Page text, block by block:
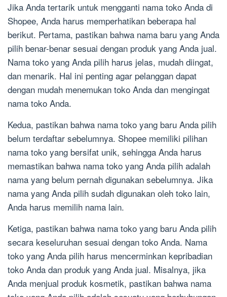
Jika Anda tertarik untuk mengganti nama toko Anda di
Shopee, Anda harus memperhatikan beberapa hal
berikut. Pertama, pastikan bahwa nama baru yang Anda
pilih benar-benar sesuai dengan produk yang Anda jual.
Nama toko yang Anda pilih harus jelas, mudah diingat,
dan menarik. Hal ini penting agar pelanggan dapat
dengan mudah menemukan toko Anda dan mengingat
nama toko Anda.
Kedua, pastikan bahwa nama toko yang baru Anda pilih
belum terdaftar sebelumnya. Shopee memiliki pilihan
nama toko yang bersifat unik, sehingga Anda harus
memastikan bahwa nama toko yang Anda pilih adalah
nama yang belum pernah digunakan sebelumnya. Jika
nama yang Anda pilih sudah digunakan oleh toko lain,
Anda harus memilih nama lain.
Ketiga, pastikan bahwa nama toko yang baru Anda pilih
secara keseluruhan sesuai dengan toko Anda. Nama
toko yang Anda pilih harus mencerminkan kepribadian
toko Anda dan produk yang Anda jual. Misalnya, jika
Anda menjual produk kosmetik, pastikan bahwa nama